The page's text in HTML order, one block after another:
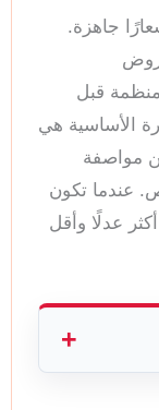
جاهزة.
قبل
الأساسية هي
مواصفة
عندما تكون
عدلًا وأقل